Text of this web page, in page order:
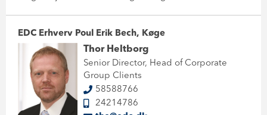
EDC Erhverv Poul Erik Bech, Køge
Thor Heltborg
Senior Director, Head of Corporate
Group Clients
58588766
24214786